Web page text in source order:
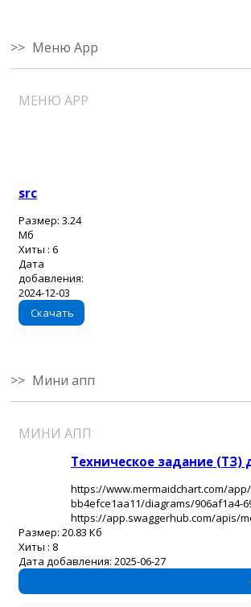
Меню App
МЕНЮ APP
src
Размер: 3.24
Мб
Хиты : 6
Дата
добавления:
2024-12-03
Скачать
Мини апп
МИНИ АПП
Техническое задание
https://www.mermaidchart.com/
bb4efce1aa11/diagrams/906af1a4-
https://app.swaggerhub.com/apis/
Размер: 20.83 Кб
Хиты : 8
Дата добавления: 2025-06-27